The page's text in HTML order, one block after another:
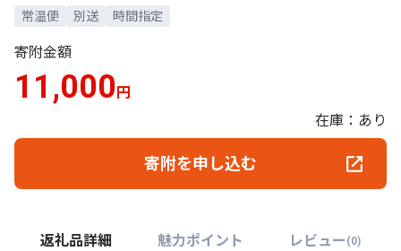
常温便 別送 時間指定
寄附金額
11,000 円
在庫：あり
寄附を申し込む
返礼品詳細 魅力ポイント レビュー (0)